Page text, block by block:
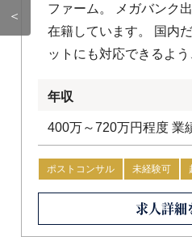
＜
ファーム。 メガバンク
在籍しています。 国内
ットにも対応できるよ
す。
年収
400万～720万円程度 業
ポストコンサル 未経験可
会計士・USCPA優遇
求人詳細